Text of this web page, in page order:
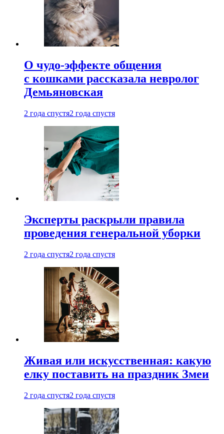
О чудо-эффекте общения
с кошками рассказала невролог
Демьяновская
2 года спустя2 года спустя
Эксперты раскрыли правила
проведения генеральной уборки
2 года спустя2 года спустя
Живая или искусственная: какую
елку поставить на праздник Змеи
2 года спустя2 года спустя